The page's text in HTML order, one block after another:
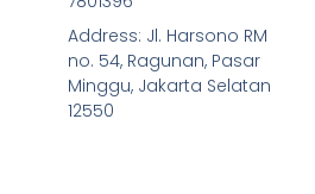
Address: Jl. Harsono RM
no. 54, Ragunan, Pasar
Minggu, Jakarta Selatan
12550